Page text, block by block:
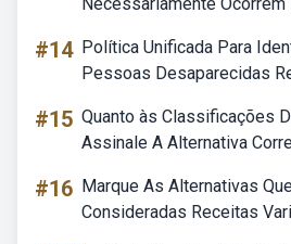
#14 Política Unificada Para
Pessoas Desaparecidas
#15 Quanto às Classificações
Assinale A Alternativa
#16 Marque As Alternativas
Consideradas Receitas